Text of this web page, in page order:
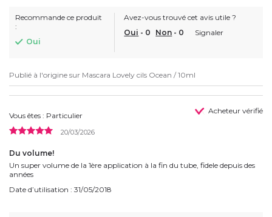
Recommande ce produit
:
Oui
Avez-vous trouvé cet avis utile ?
Oui - 0 Non - 0 Signaler
Publié à l'origine sur Mascara Lovely cils Ocean / 10ml
Vous êtes : Particulier Acheteur vérifié
20/03/2026
Du volume!
Un super volume de la 1ère application à la fin du tube, fidele depuis des
années
Date d’utilisation : 31/05/2018